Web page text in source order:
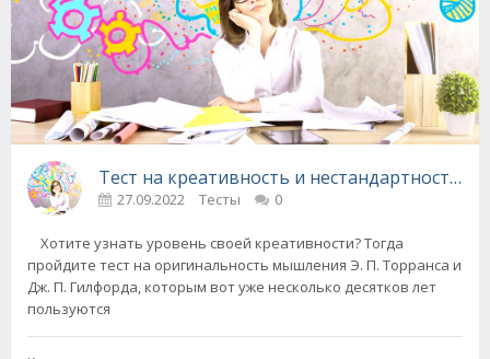
Тест на креативность и нестандартность
27.09.2022 Тесты 0
Хотите узнать уровень своей креативности? Тогда
пройдите тест на оригинальность мышления Э. П. Торранса и
Дж. П. Гилфорда, которым вот уже несколько десятков лет
пользуются